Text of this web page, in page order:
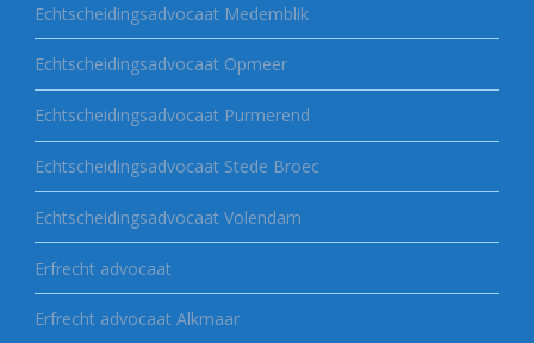
Echtscheidingsadvocaat Medemblik
Echtscheidingsadvocaat Opmeer
Echtscheidingsadvocaat Purmerend
Echtscheidingsadvocaat Stede Broec
Echtscheidingsadvocaat Volendam
Erfrecht advocaat
Erfrecht advocaat Alkmaar